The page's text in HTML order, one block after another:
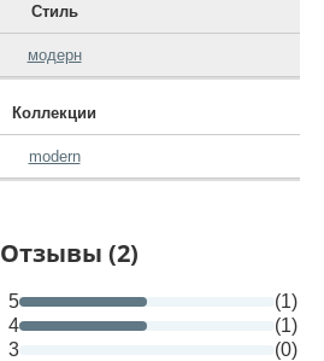
Стиль
модерн
Коллекции
modern
Отзывы (2)
5
(1)
4
(1)
3
(0)